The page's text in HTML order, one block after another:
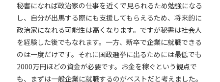
秘書になれば政治家の仕事を近くで見られるため勉強になる
し、自分が出馬する際にも支援してもらえるため、将来的に
政治家になれる可能性は高くなります。ですが秘書は社会人
を経験した後でもなれます。一方、新卒で企業に就職できる
のは一度だけです。それに国政選挙に出るためには最低でも
2000万円ほどの資金が必要です。お金を稼ぐという観点で
も、まずは一般企業に就職するのがベストだと考えました。